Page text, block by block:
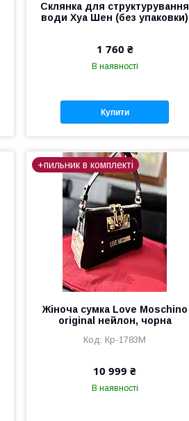
Склянка для структурування
води Хуа Шен (без упаковки)
1 760 ₴
В наявності
Купити
+пильник в комплекті
Жіноча сумка Love Moschino
original нейлон, чорна
Кр-1783М
10 999 ₴
В наявності